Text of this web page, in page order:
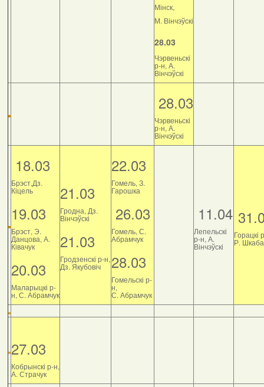
Мінск,
М. Вінчэўскі
28.03
Чэрвеньскі
р-н, А.
Вінчэўскі
28.03
Чэрвеньскі
р-н, А.
Вінчэўскі
18.03
Брэст,Дз.
Кіцель
19.03
Брэст, Э.
Данцова, А.
Ківачук
20.03
Маларыцкі р-
н, С. Абрамчук
21.03
Гродна, Дз.
Вінчэўскі
21.03
Гродзенскі р-н,
Дз. Якубовіч
22.03
Гомель, З.
Гарошка
26.03
Гомель, С.
Абрамчук
28.03
Гомельскі р-
н,
С. Абрамчук
11.04
Лепельскі
р-н, А.
Вінчэўскі
Горацкі
Р.
27.03
Кобрынскі р-н,
А. Страчук